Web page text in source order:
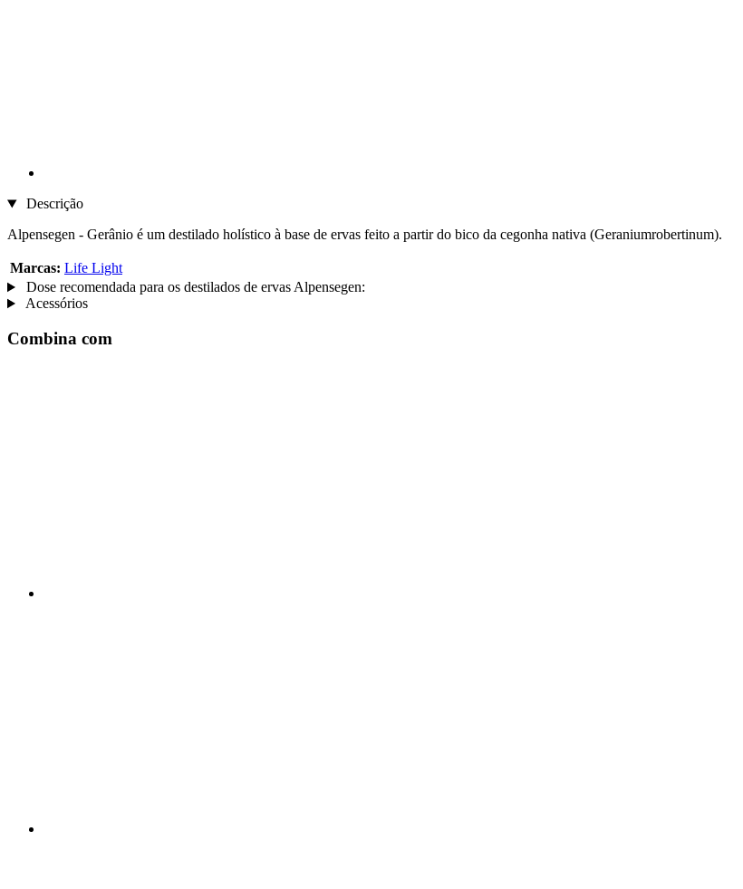
Descrição
Alpensegen - Gerânio é um destilado holístico à base de ervas feito a partir do bico da cegonha nativa (Geraniumrobertinum).
Marcas: Life Light
Dose recomendada para os destilados de ervas Alpensegen:
Acessórios
Combina com